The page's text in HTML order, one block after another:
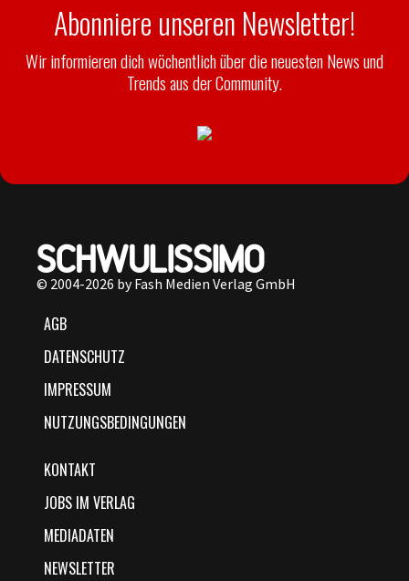
Abonniere unseren Newsletter!
Wir informieren dich wöchentlich über die neuesten News und
Trends aus der Community.
© 2004-2026 by Fash Medien Verlag GmbH
AGB
DATENSCHUTZ
IMPRESSUM
NUTZUNGSBEDINGUNGEN
KONTAKT
JOBS IM VERLAG
MEDIADATEN
NEWSLETTER